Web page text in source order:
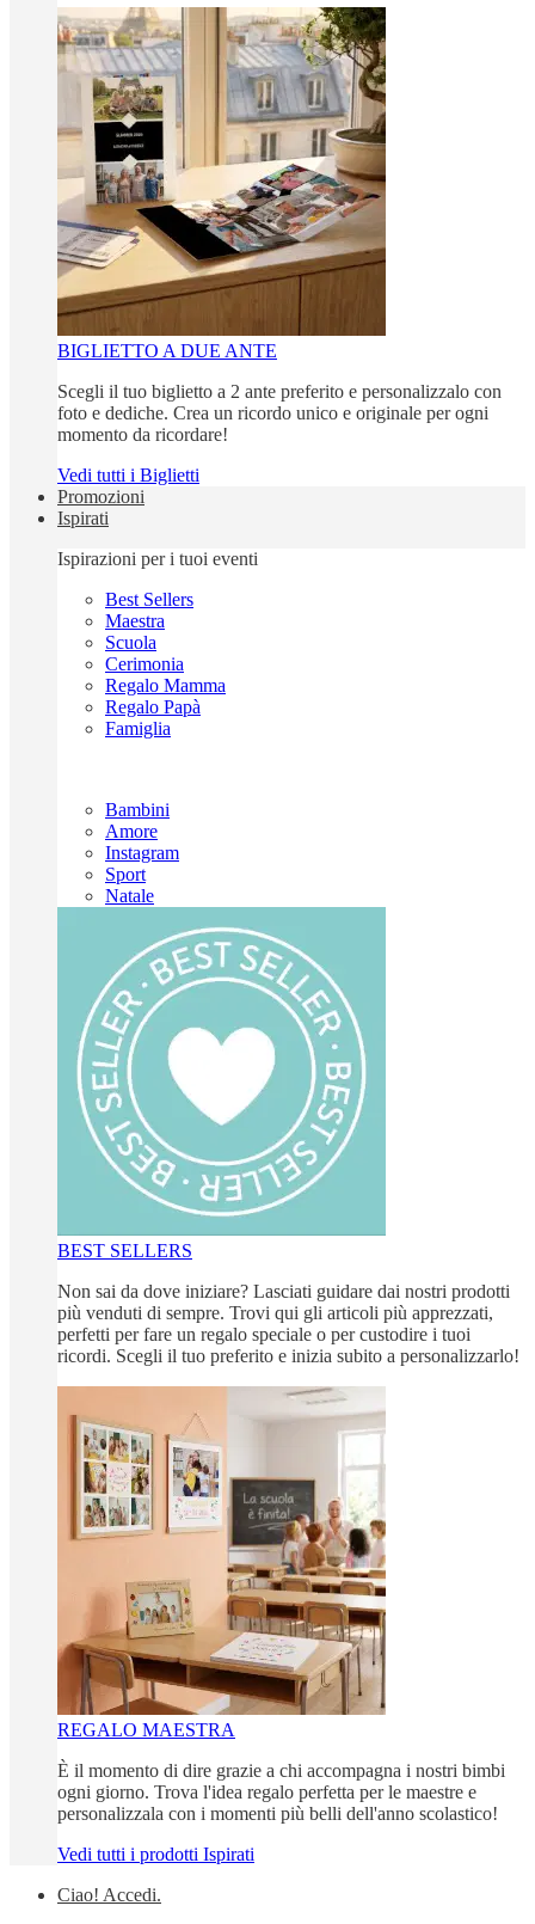
BIGLIETTO A DUE ANTE
Scegli il tuo biglietto a 2 ante preferito e personalizzalo con
foto e dediche. Crea un ricordo unico e originale per ogni
momento da ricordare!
Vedi tutti i Biglietti
Promozioni
Ispirati
Ispirazioni per i tuoi eventi
Best Sellers
Maestra
Scuola
Cerimonia
Regalo Mamma
Regalo Papà
Famiglia
Bambini
Amore
Instagram
Sport
Natale
BEST SELLERS
Non sai da dove iniziare? Lasciati guidare dai nostri prodotti
più venduti di sempre. Trovi qui gli articoli più apprezzati,
perfetti per fare un regalo speciale o per custodire i tuoi
ricordi. Scegli il tuo preferito e inizia subito a personalizzarlo!
REGALO MAESTRA
È il momento di dire grazie a chi accompagna i nostri bimbi
ogni giorno. Trova l'idea regalo perfetta per le maestre e
personalizzala con i momenti più belli dell'anno scolastico!
Vedi tutti i prodotti Ispirati
Ciao! Accedi.